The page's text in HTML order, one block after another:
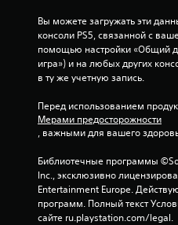
Вы можете загружать эти
консоли PS5, связанной с
помощью настройки «Общий
игра») и на любых других
в ту же учетную запись.
Перед использованием
Мерами предосторожности
, важными для вашего
Библиотечные программы
Inc., эксклюзивно
Entertainment Europe.
программ. Полный текст
сайте ru.playstation.com/legal.